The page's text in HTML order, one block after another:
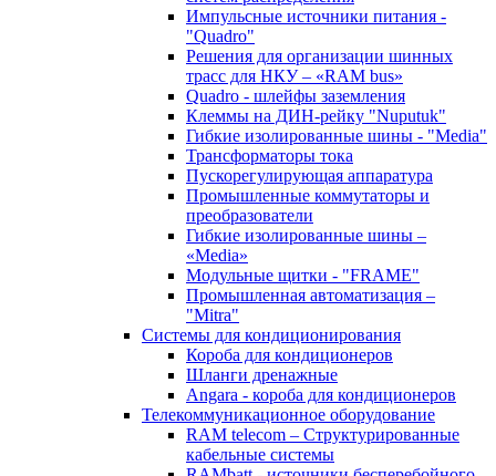
Импульсные источники питания -
"Quadro"
Решения для организации шинных
трасс для НКУ – «RAM bus»
Quadro - шлейфы заземления
Клеммы на ДИН-рейку "Nuputuk"
Гибкие изолированные шины - "Media"
Трансформаторы тока
Пускорегулирующая аппаратура
Промышленные коммутаторы и
преобразователи
Гибкие изолированные шины –
«Media»
Модульные щитки - "FRAME"
Промышленная автоматизация –
"Mitra"
Системы для кондиционирования
Короба для кондиционеров
Шланги дренажные
Angara - короба для кондиционеров
Телекоммуникационное оборудование
RAM telecom – Структурированные
кабельные системы